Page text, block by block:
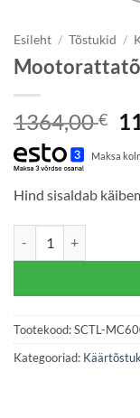
Esileht / Tõstukid /
1364,00€
Maksa
Hind sisaldab
Tootekood:SCTL-
Kategooriad: